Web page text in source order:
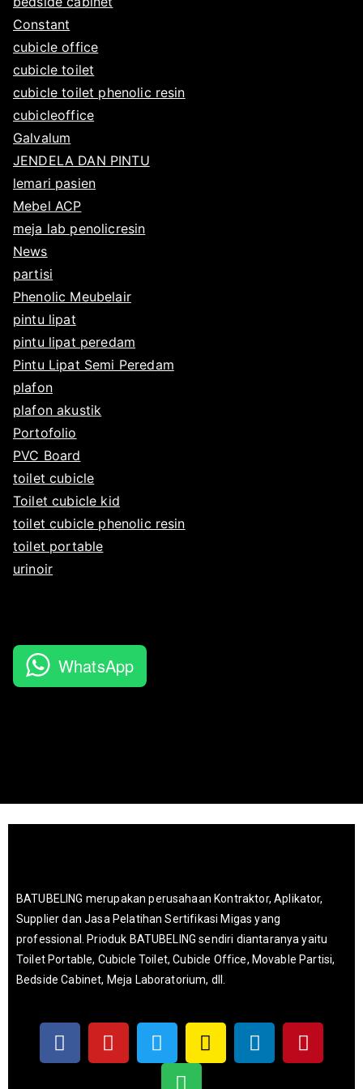
6
r
a
b
a
J
u
n
i
,
2
0
1
6
Constant
cubicle office
cubicle toilet
cubicle toilet phenolic resin
cubicleoffice
Galvalum
JENDELA DAN PINTU
lemari pasien
Mebel ACP
meja lab penolicresin
News
partisi
Phenolic Meubelair
pintu lipat
pintu lipat peredam
Pintu Lipat Semi Peredam
plafon
plafon akustik
Portofolio
PVC Board
toilet cubicle
Toilet cubicle kid
toilet cubicle phenolic resin
toilet portable
urinoir
WhatsApp
BATUBELING merupakan perusahaan Kontraktor, Aplikator,
Supplier dan Jasa Pelatihan Sertifikasi Migas yang
professional. Prioduk BATUBELING sendiri diantaranya yaitu
Toilet Portable, Cubicle Toilet, Cubicle Office, Movable Partisi,
Bedside Cabinet, Meja Laboratorium, dll.